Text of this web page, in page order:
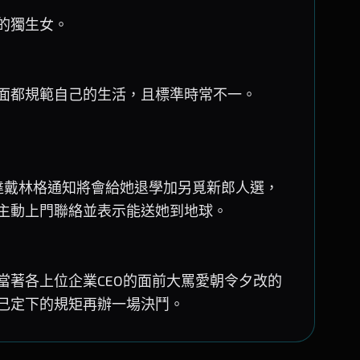
獨生女。
規範自己的生活，且標準時常不一。
林格通知將會給她退學加另覓新郎人選，
上門聯絡並表示能送她到地球。
各上位企業CEO的面前大罵愛朝令夕改的
定下的規矩再辦一場決鬥。